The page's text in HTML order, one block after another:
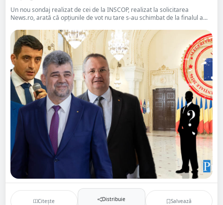
Un nou sondaj realizat de cei de la INSCOP, realizat la solicitarea
News.ro, arată că opțiunile de vot nu tare s-au schimbat de la finalul a...
Citește Distribuie Salvează